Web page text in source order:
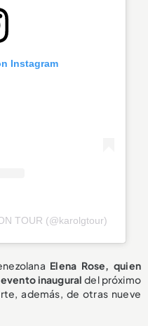
Instagram
TOUR (@karolgtour)
Elena Rose, quien
inaugural del próximo
además, de otras nueve